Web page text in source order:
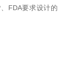
FDA要求设计的